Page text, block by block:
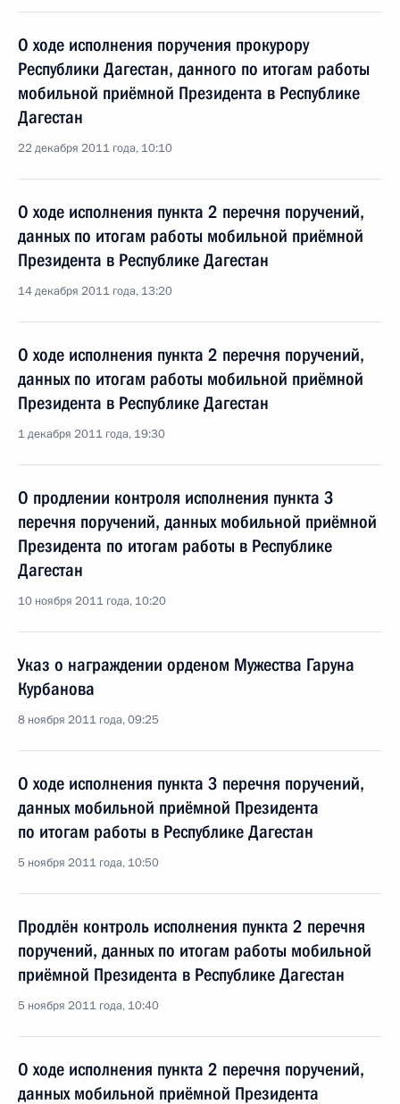
О ходе исполнения поручения прокурору
Республики Дагестан, данного по итогам работы
мобильной приёмной Президента в Республике
Дагестан
22 декабря 2011 года, 10:10
О ходе исполнения пункта 2 перечня поручений,
данных по итогам работы мобильной приёмной
Президента в Республике Дагестан
14 декабря 2011 года, 13:20
О ходе исполнения пункта 2 перечня поручений,
данных по итогам работы мобильной приёмной
Президента в Республике Дагестан
1 декабря 2011 года, 19:30
О продлении контроля исполнения пункта 3
перечня поручений, данных мобильной приёмной
Президента по итогам работы в Республике
Дагестан
10 ноября 2011 года, 10:20
Указ о награждении орденом Мужества Гаруна
Курбанова
8 ноября 2011 года, 09:25
О ходе исполнения пункта 3 перечня поручений,
данных мобильной приёмной Президента
по итогам работы в Республике Дагестан
5 ноября 2011 года, 10:50
Продлён контроль исполнения пункта 2 перечня
поручений, данных по итогам работы мобильной
приёмной Президента в Республике Дагестан
5 ноября 2011 года, 10:40
О ходе исполнения пункта 2 перечня поручений,
данных мобильной приёмной Президента